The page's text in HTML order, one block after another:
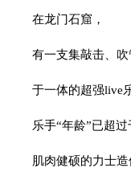
在龙门石窟，
有一支集敲击、
于一体的超强live
乐手“年龄”已超过
肌肉健硕的力士造